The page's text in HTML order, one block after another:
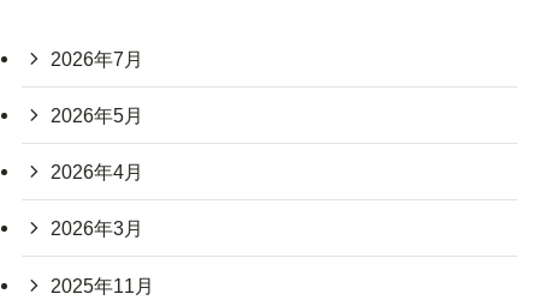
2026年7月
2026年5月
2026年4月
2026年3月
2025年11月